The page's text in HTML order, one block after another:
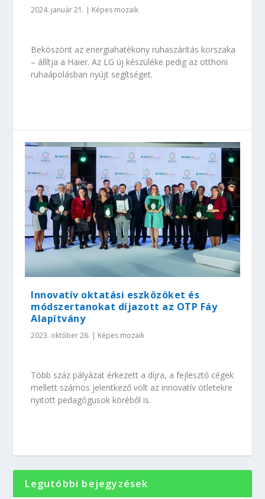
2024. január 21. | Képes mozaik
Beköszönt az energiahatékony ruhaszárítás korszaka
– állítja a Haier. Az LG új készüléke pedig az otthoni
ruhaápolásban nyújt segítséget.
Innovatív oktatási eszközöket és
módszertanokat díjazott az OTP Fáy
Alapítvány
2023. október 26. | Képes mozaik
Több száz pályázat érkezett a díjra, a fejlesztő cégek
mellett számos jelentkező volt az innovatív ötletekre
nyitott pedagógusok köréből is.
Legutóbbi bejegyzések